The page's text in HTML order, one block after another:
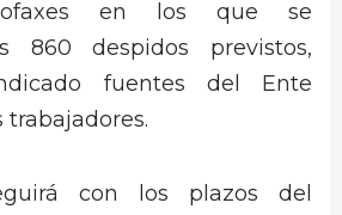
en los que se
860 despidos previstos,
fuentes del Ente
trabajadores.
con los plazos del